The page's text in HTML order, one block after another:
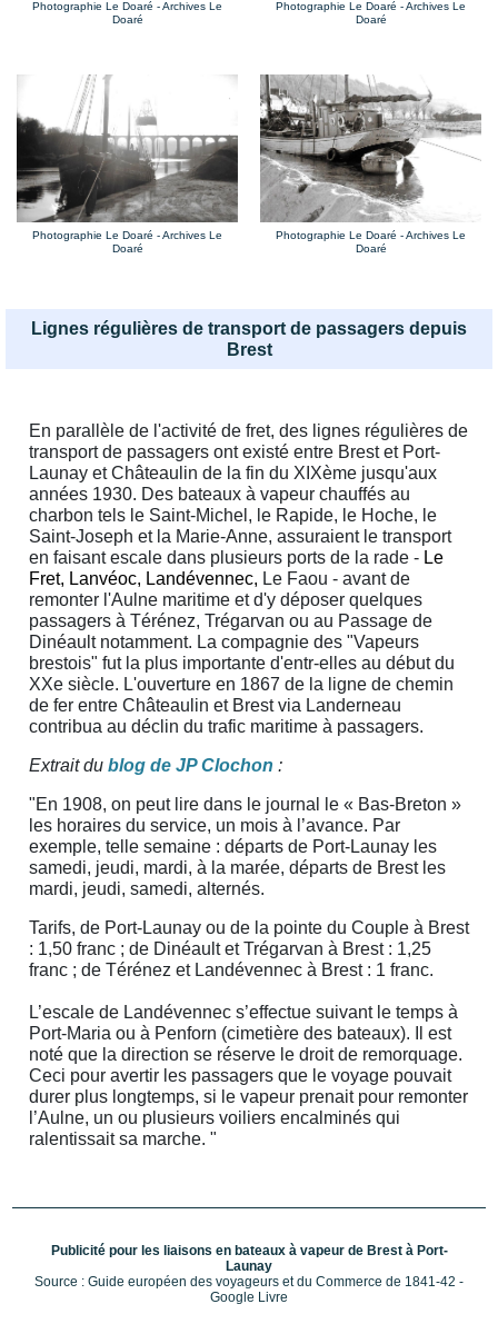
Photographie Le Doaré - Archives Le
Doaré
Photographie Le Doaré - Archives Le
Doaré
Photographie Le Doaré - Archives Le
Doaré
Photographie Le Doaré - Archives Le
Doaré
Lignes régulières de transport de passagers depuis
Brest
En parallèle de l'activité de fret, des lignes régulières de
transport de passagers ont existé entre Brest et Port-
Launay et Châteaulin de la fin du XIXème jusqu'aux
années 1930. Des bateaux à vapeur chauffés au
charbon tels le Saint-Michel, le Rapide, le Hoche, le
Saint-Joseph et la Marie-Anne, assuraient le transport
en faisant escale dans plusieurs ports de la rade - Le
Fret, Lanvéoc, Landévennec, Le Faou - avant de
remonter l'Aulne maritime et d'y déposer quelques
passagers à Térénez, Trégarvan ou au Passage de
Dinéault notamment. La compagnie des "Vapeurs
brestois" fut la plus importante d'entr-elles au début du
XXe siècle. L'ouverture en 1867 de la ligne de chemin
de fer entre Châteaulin et Brest via Landerneau
contribua au déclin du trafic maritime à passagers.
Extrait du blog de JP Clochon :
"En 1908, on peut lire dans le journal le « Bas-Breton »
les horaires du service, un mois à l’avance. Par
exemple, telle semaine : départs de Port-Launay les
samedi, jeudi, mardi, à la marée, départs de Brest les
mardi, jeudi, samedi, alternés.
Tarifs, de Port-Launay ou de la pointe du Couple à Brest
: 1,50 franc ; de Dinéault et Trégarvan à Brest : 1,25
franc ; de Térénez et Landévennec à Brest : 1 franc.
L’escale de Landévennec s’effectue suivant le temps à
Port-Maria ou à Penforn (cimetière des bateaux). Il est
noté que la direction se réserve le droit de remorquage.
Ceci pour avertir les passagers que le voyage pouvait
durer plus longtemps, si le vapeur prenait pour remonter
l’Aulne, un ou plusieurs voiliers encalminés qui
ralentissait sa marche. "
Publicité pour les liaisons en bateaux à vapeur de Brest à Port-
Launay
Source : Guide européen des voyageurs et du Commerce de 1841-42 -
Google Livre